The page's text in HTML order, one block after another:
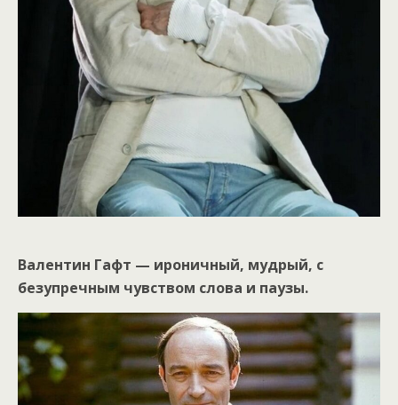
Валентин Гафт — ироничный, мудрый, с
безупречным чувством слова и паузы.